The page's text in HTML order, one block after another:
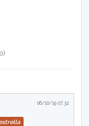
06/10/19 07:32